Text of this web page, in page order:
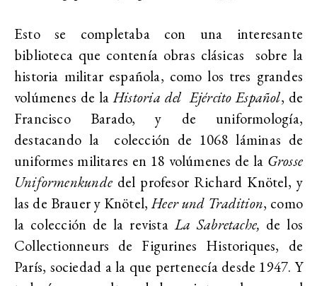
Esto se completaba con una interesante
biblioteca que contenía obras clásicas sobre la
historia militar española, como los tres grandes
volúmenes de laHistoria del Ejército Español, de
Francisco Barado, y de uniformología,
destacando la colección de 1068 láminas de
uniformes militares en 18 volúmenes de la Grosse
Uniformenkundedel profesor Richard Knötel, y
las de Brauer y Knötel,Heer und Tradition, como
la colección de la revistaLa Sabretache, de los
Collectionneurs de Figurines Historiques, de
París, sociedad a la que pertenecía desde 1947. Y